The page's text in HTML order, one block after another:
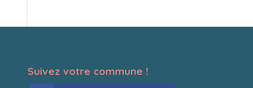
Suivez votre commune !